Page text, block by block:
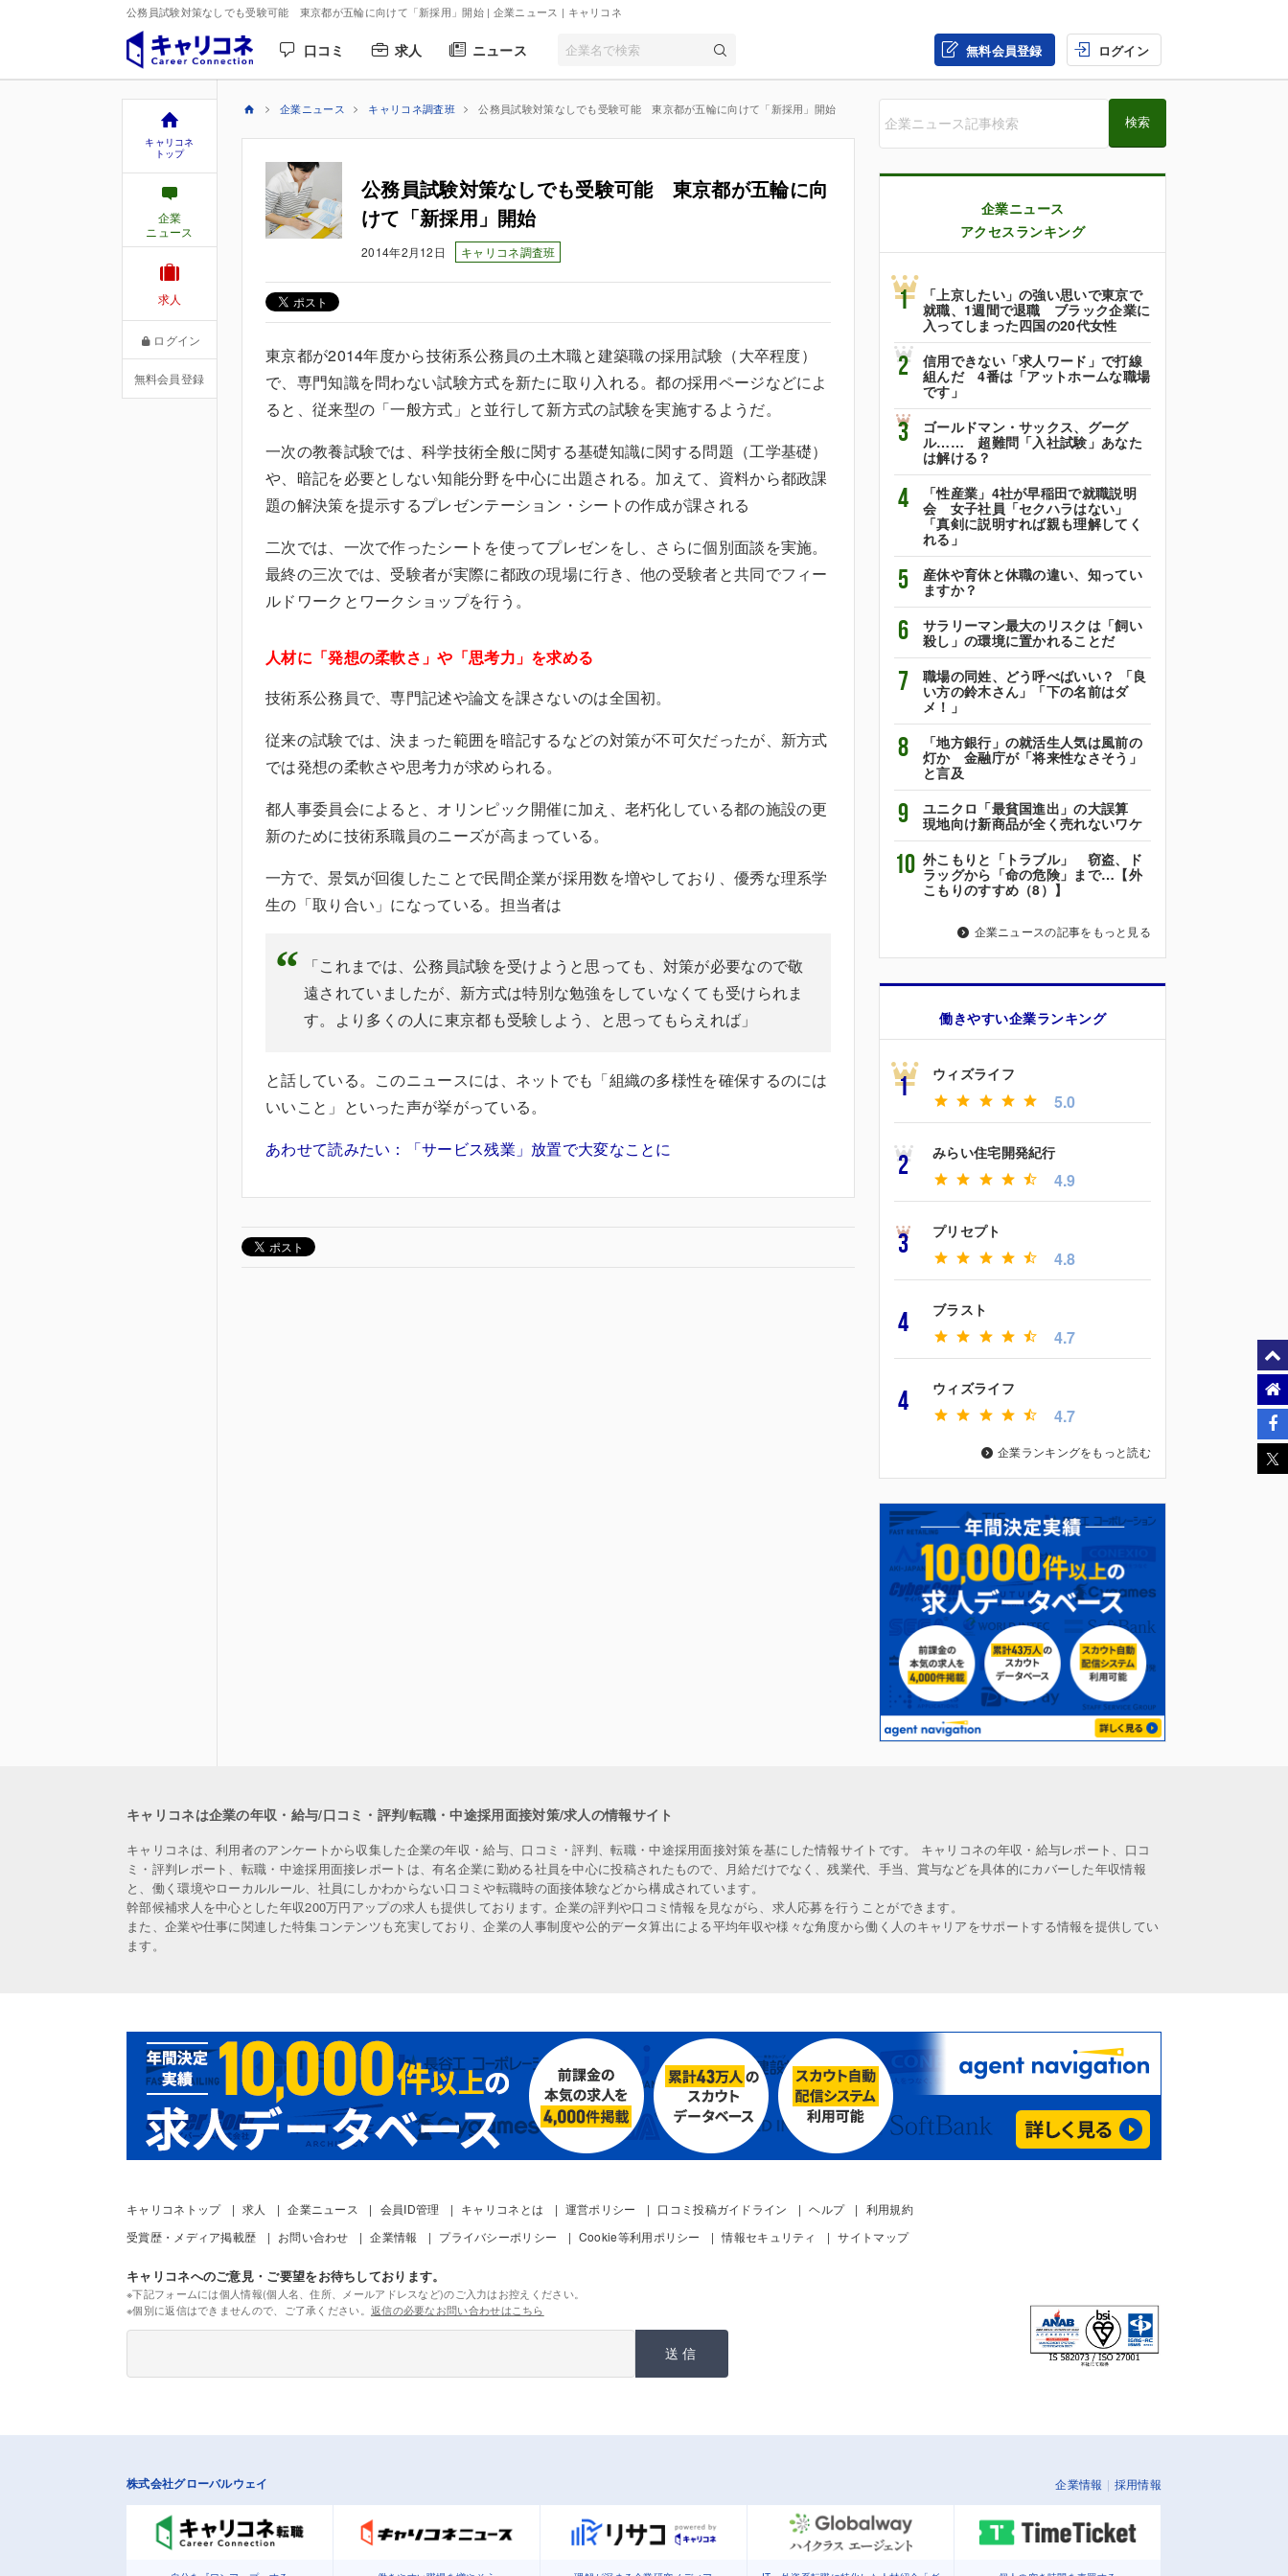
公務員試験対策なしでも受験可能 東京都が五輪に向けて「新採用」開始 | 企業ニュース | キャリコネ
口コミ 求人 ニュース 無料会員登録 ログイン
キャリコネ
トップ
企業
ニュース
求人
ログイン
無料会員登録
企業ニュース キャリコネ調査班 公務員試験対策なしでも受験可能 東京都が五輪に向けて「新採用」開始
公務員試験対策なしでも受験可能 東京都が五輪に向
けて「新採用」開始
2014年2月12日 キャリコネ調査班
東京都が2014年度から技術系公務員の土木職と建築職の採用試験（大卒程度）
で、専門知識を問わない試験方式を新たに取り入れる。都の採用ページなどによ
ると、従来型の「一般方式」と並行して新方式の試験を実施するようだ。
一次の教養試験では、科学技術全般に関する基礎知識に関する問題（工学基礎）
や、暗記を必要としない知能分野を中心に出題される。加えて、資料から都政課
題の解決策を提示するプレゼンテーション・シートの作成が課される
二次では、一次で作ったシートを使ってプレゼンをし、さらに個別面談を実施。
最終の三次では、受験者が実際に都政の現場に行き、他の受験者と共同でフィー
ルドワークとワークショップを行う。
人材に「発想の柔軟さ」や「思考力」を求める
技術系公務員で、専門記述や論文を課さないのは全国初。
従来の試験では、決まった範囲を暗記するなどの対策が不可欠だったが、新方式
では発想の柔軟さや思考力が求められる。
都人事委員会によると、オリンピック開催に加え、老朽化している都の施設の更
新のために技術系職員のニーズが高まっている。
一方で、景気が回復したことで民間企業が採用数を増やしており、優秀な理系学
生の「取り合い」になっている。担当者は
「これまでは、公務員試験を受けようと思っても、対策が必要なので敬
遠されていましたが、新方式は特別な勉強をしていなくても受けられま
す。より多くの人に東京都も受験しよう、と思ってもらえれば」
と話している。このニュースには、ネットでも「組織の多様性を確保するのには
いいこと」といった声が挙がっている。
あわせて読みたい：「サービス残業」放置で大変なことに
企業ニュース
アクセスランキング
1
「上京したい」の強い思いで東京で
就職、1週間で退職 ブラック企業に
入ってしまった四国の20代女性
2
信用できない「求人ワード」で打線
組んだ 4番は「アットホームな職場
です」
3
ゴールドマン・サックス、グーグ
ル…… 超難問「入社試験」あなた
は解ける？
4
「性産業」4社が早稲田で就職説明
会 女子社員「セクハラはない」
「真剣に説明すれば親も理解してく
れる」
5
産休や育休と休職の違い、知ってい
ますか？
6
サラリーマン最大のリスクは「飼い
殺し」の環境に置かれることだ
7
職場の同姓、どう呼べばいい？ 「良
い方の鈴木さん」「下の名前はダ
メ！」
8
「地方銀行」の就活生人気は風前の
灯か 金融庁が「将来性なさそう」
と言及
9
ユニクロ「最貧国進出」の大誤算
現地向け新商品が全く売れないワケ
10 外こもりと「トラブル」 窃盗、ド
ラッグから「命の危険」まで…【外
こもりのすすめ（8）】
企業ニュースの記事をもっと見る
働きやすい企業ランキング
1 ウィズライフ
5.0
2 みらい住宅開発紀行
4.9
3 プリセプト
4.8
4 ブラスト
4.7
4 ウィズライフ
4.7
企業ランキングをもっと読む
キャリコネは企業の年収・給与/口コミ・評判/転職・中途採用面接対策/求人の情報サイト
キャリコネは、利用者のアンケートから収集した企業の年収・給与、口コミ・評判、転職・中途採用面接対策を基にした情報サイトです。 キャリコネの年収・給与レポート、口コ
ミ・評判レポート、転職・中途採用面接レポートは、有名企業に勤める社員を中心に投稿されたもので、月給だけでなく、残業代、手当、賞与などを具体的にカバーした年収情報
と、働く環境やローカルルール、社員にしかわからない口コミや転職時の面接体験などから構成されています。
幹部候補求人を中心とした年収200万円アップの求人も提供しております。企業の評判や口コミ情報を見ながら、求人応募を行うことができます。
また、企業や仕事に関連した特集コンテンツも充実しており、企業の人事制度や公的データ算出による平均年収や様々な角度から働く人のキャリアをサポートする情報を提供してい
ます。
キャリコネトップ 求人 企業ニュース 会員ID管理 キャリコネとは 運営ポリシー 口コミ投稿ガイドライン ヘルプ
利用規約
受賞歴・メディア掲載歴
お問い合わせ 企業情報 プライバシーポリシー Cookie等利用ポリシー 情報セキュリティ サイトマップ
キャリコネへのご意見・ご要望をお待ちしております。
※下記フォームには個人情報(個人名、住所、メールアドレスなど)のご入力はお控えください。
※個別に返信はできませんので、ご了承ください。 返信の必要なお問い合わせはこちら
送信
株式会社グローバルウェイ 企業情報 採用情報